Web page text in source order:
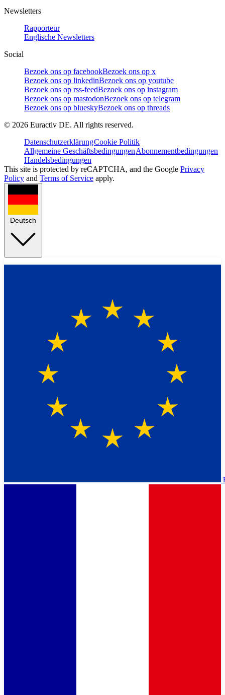
Newsletters
Rapporteur
Englische Newsletters
Social
Bezoek ons op facebookBezoek ons op x
Bezoek ons op linkedinBezoek ons op youtube
Bezoek ons op rss-feedBezoek ons op instagram
Bezoek ons op mastodonBezoek ons op telegram
Bezoek ons op blueskyBezoek ons op threads
© 2026 Euractiv DE. All rights reserved.
DatenschutzerklärungCookie Politik
Allgemeine GeschäftsbedingungenAbonnementbedingungen
Handelsbedingungen
This site is protected by reCAPTCHA, and the Google Privacy
Policy and Terms of Service apply.
Deutsch